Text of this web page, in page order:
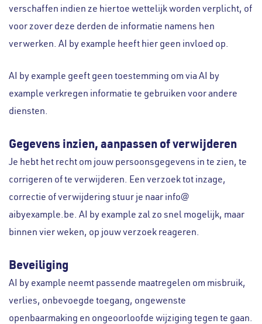
verschaffen indien ze hiertoe wettelijk worden verplicht, of
voor zover deze derden de informatie namens hen
verwerken. AI by example heeft hier geen invloed op.
AI by example geeft geen toestemming om via AI by
example verkregen informatie te gebruiken voor andere
diensten.
Gegevens inzien, aanpassen of verwijderen
Je hebt het recht om jouw persoonsgegevens in te zien, te
corrigeren of te verwijderen. Een verzoek tot inzage,
correctie of verwijdering stuur je naar info@
aibyexample.be. AI by example zal zo snel mogelijk, maar
binnen vier weken, op jouw verzoek reageren.
Beveiliging
AI by example neemt passende maatregelen om misbruik,
verlies, onbevoegde toegang, ongewenste
openbaarmaking en ongeoorloofde wijziging tegen te gaan.